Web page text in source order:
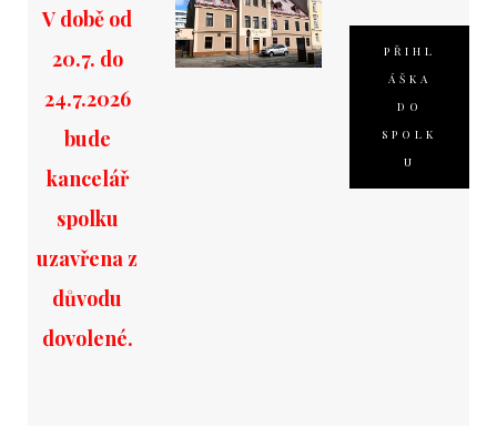
V době od
20.7. do
24.7.2026
bude
kancelář
spolku
uzavřena z
důvodu
dovolené.
PŘIHL
ÁŠKA
DO
SPOLK
U